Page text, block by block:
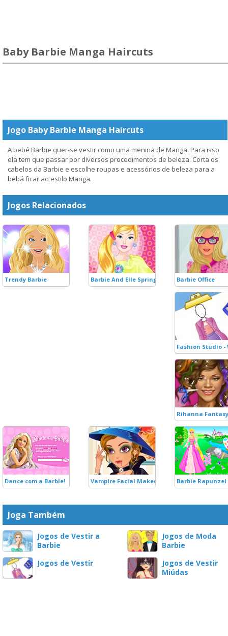
Baby Barbie Manga Haircuts
Jogo Baby Barbie Manga Haircuts
A bebé Barbie quer-se vestir como uma menina de Manga. Para isso
ela tem que passar por diversos procedimentos de beleza. Corta os
cabelos da Barbie e escolhe roupas e acessórios de beleza para a
bebá ficar ao estilo Manga.
Jogos Relacionados
Trendy Barbie Barbie And Elle Spring Break Barbie Office
Fashion Studio
Rihanna
Dance com a Barbie! Vampire Facial Makeover GameBarbie Rapunzel
Joga Também
Jogos de Vestir a
Barbie
Jogos de Moda
Barbie
Jogos de Vestir
Jogos de Vestir
Miúdas